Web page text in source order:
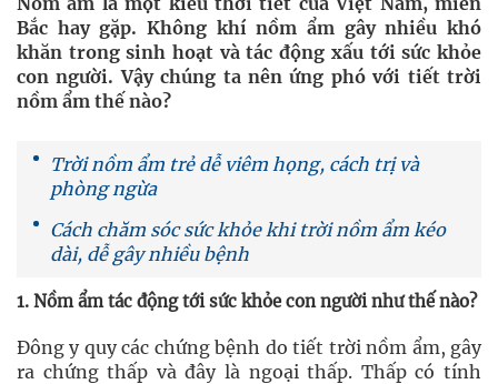
Bắc hay gặp. Không khí nồm ẩm gây nhiều khó
khăn trong sinh hoạt và tác động xấu tới sức khỏe
con người. Vậy chúng ta nên ứng phó với tiết trời
nồm ẩm thế nào?
Trời nồm ẩm trẻ dễ viêm họng, cách trị và
phòng ngừa
Cách chăm sóc sức khỏe khi trời nồm ẩm kéo
dài, dễ gây nhiều bệnh
1. Nồm ẩm tác động tới sức khỏe con người như thế nào?
Đông y quy các chứng bệnh do tiết trời nồm ẩm, gây
ra chứng thấp và đây là ngoại thấp. Thấp có tính